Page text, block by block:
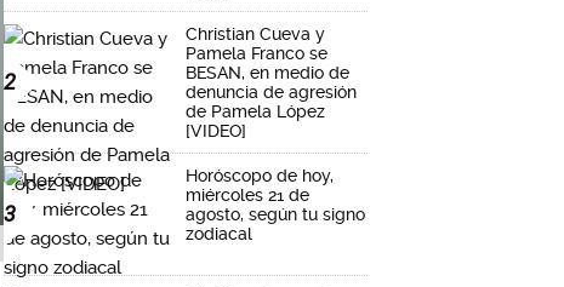
2
Christian Cueva y
Pamela Franco se
BESAN, en medio de
denuncia de agresión
de Pamela López
[VIDEO]
3
Horóscopo de hoy,
miércoles 21 de
agosto, según tu signo
zodiacal